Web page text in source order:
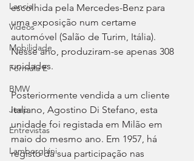
Lancia
Videos
Mobilidade
Fórmula E
BMW
Jeep
Entrevistas
Lamborghini
escolhida pela Mercedes-Benz para
uma exposição num certame
automóvel (Salão de Turim, Itália).
Nesse ano, produziram-se apenas 308
unidades.
Posteriormente vendida a um cliente
italiano, Agostino Di Stefano, esta
unidade foi registada em Milão em
maio do mesmo ano. Em 1957, há
registo da sua participação nas